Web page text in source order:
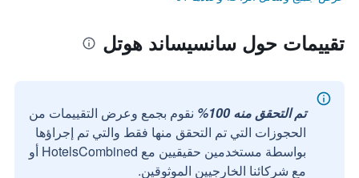
تقييمات حول سانسيساند هوتل
تم التحقق منه 100%
نقوم بجمع وعرض التقييمات من
الحجوزات التي تم التحقق منها فقط والتي تم إجراؤها
بواسطة مستخدمين حقيقيين مع HotelsCombined أو
مع شركائنا الخارجيين الموثوقين.